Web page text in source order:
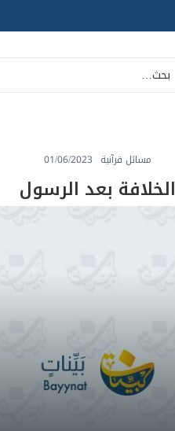
مسائل قرآنية 01/06/2023
الخلافة بعد الرسول